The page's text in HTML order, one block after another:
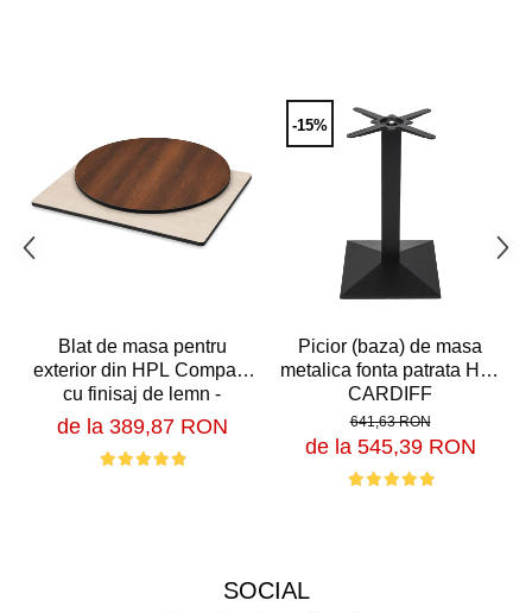
Blat de masa pentru
exterior din HPL Compact
cu finisaj de lemn -
MATRIX
de la 389,87 RON
-15%
Picior (baza) de masa
metalica fonta patrata H72
CARDIFF
641,63 RON
de la 545,39 RON
SOCIAL